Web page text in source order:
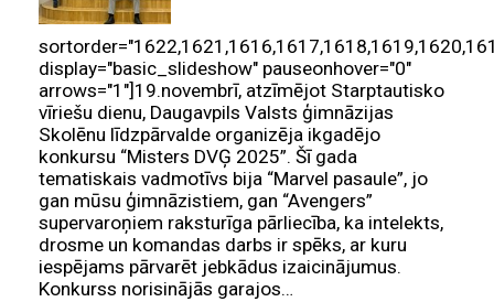
display="basic_slideshow" pauseonhover="0"
arrows="1"]19.novembrī, atzīmējot Starptautisko
vīriešu dienu, Daugavpils Valsts ģimnāzijas
Skolēnu līdzpārvalde organizēja ikgadējo
konkursu “Misters DVĢ 2025”. Šī gada
tematiskais vadmotīvs bija “Marvel pasaule”, jo
gan mūsu ģimnāzistiem, gan “Avengers”
supervaroņiem raksturīga pārliecība, ka intelekts,
drosme un komandas darbs ir spēks, ar kuru
iespējams pārvarēt jebkādus izaicinājumus.
Konkurss norisinājās garajos…